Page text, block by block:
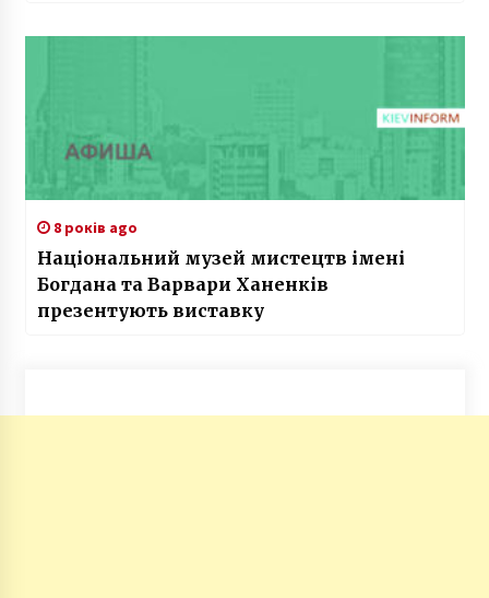
8 років ago
Національний музей мистецтв імені
Богдана та Варвари Ханенків
презентують виставку